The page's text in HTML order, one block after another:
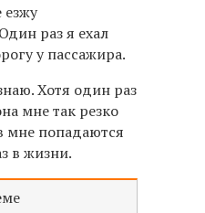
езжу
раз я ехал
у пассажира.
Хотя один раз
мне так резко
мне попадаются
в жизни.